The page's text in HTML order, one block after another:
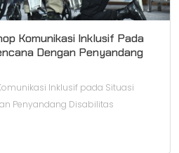
Komunikasi Inklusif Pada
Dengan Penyandang
Inklusif pada Situasi
Penyandang Disabilitas